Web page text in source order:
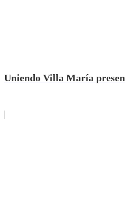
Uniendo Villa María